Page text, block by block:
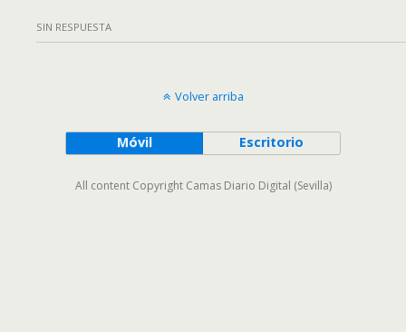
SIN RESPUESTA
Volver arriba
Móvil Escritorio
All content Copyright Camas Diario Digital (Sevilla)